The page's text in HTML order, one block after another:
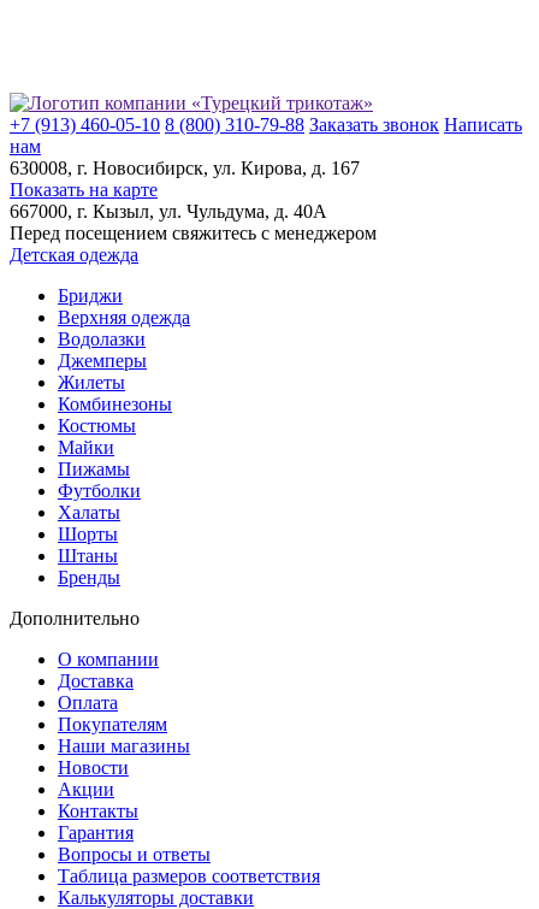
+7 (913) 460-05-10 8 (800) 310-79-88 Заказать звонок Написать
нам
630008, г. Новосибирск, ул. Кирова, д. 167
Показать на карте
667000, г. Кызыл, ул. Чульдума, д. 40А
Перед посещением свяжитесь с менеджером
Детская одежда
Бриджи
Верхняя одежда
Водолазки
Джемперы
Жилеты
Комбинезоны
Костюмы
Майки
Пижамы
Футболки
Халаты
Шорты
Штаны
Бренды
Дополнительно
О компании
Доставка
Оплата
Покупателям
Наши магазины
Новости
Акции
Контакты
Гарантия
Вопросы и ответы
Таблица размеров соответствия
Калькуляторы доставки